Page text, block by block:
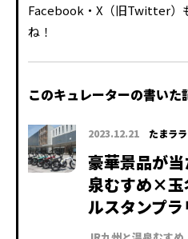
Facebook・X（旧Twitter）
ね！
このキュレーターの書いた
2023.12.21 たまララ
豪華景品が
泉むすめ×玉
ルスタンプラ